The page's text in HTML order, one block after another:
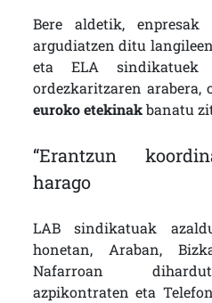
Bere aldetik, enpresak
argudiatzen ditu
eta ELA sindikatuek
ordezkaritzaren arabera,
euroko etekinakbanatu
“Erantzun
harago
LAB sindikatuak
honetan, Araban,
Nafarroan
azpikontraten eta